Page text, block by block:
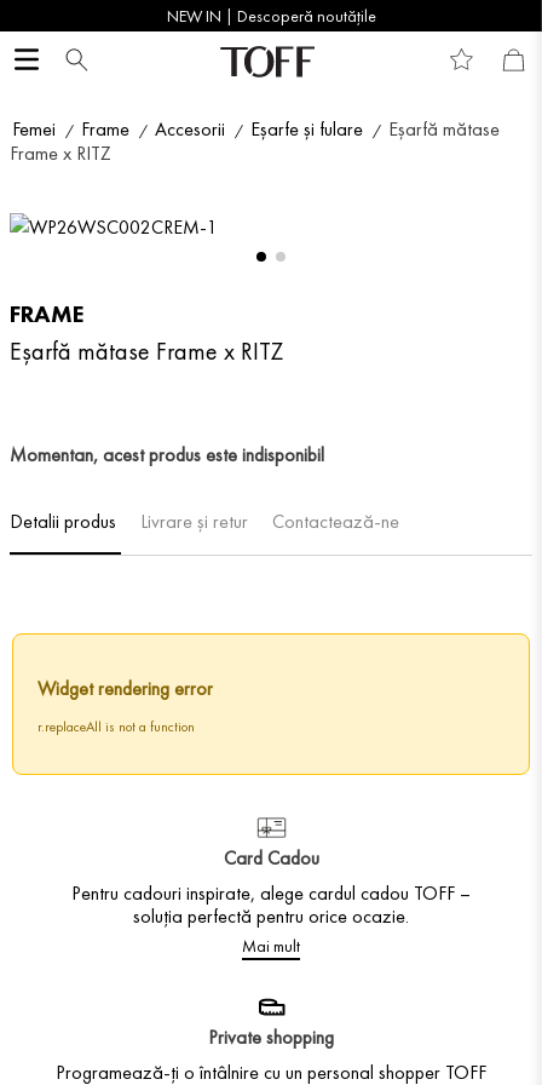
NEW IN | Descoperă noutățile
Femei Frame Accesorii Eșarfe și fulare
Eșarfă mătase
Frame x RITZ
FRAME
Eșarfă mătase Frame x RITZ
Momentan, acest produs este indisponibil
Detalii produs Livrare și retur Contactează-ne
Widget rendering error
r.replaceAll is not a function
Card Cadou
Pentru cadouri inspirate, alege cardul cadou TOFF –
soluția perfectă pentru orice ocazie.
Mai mult
Private shopping
Programează-ți o întâlnire cu un personal shopper TOFF